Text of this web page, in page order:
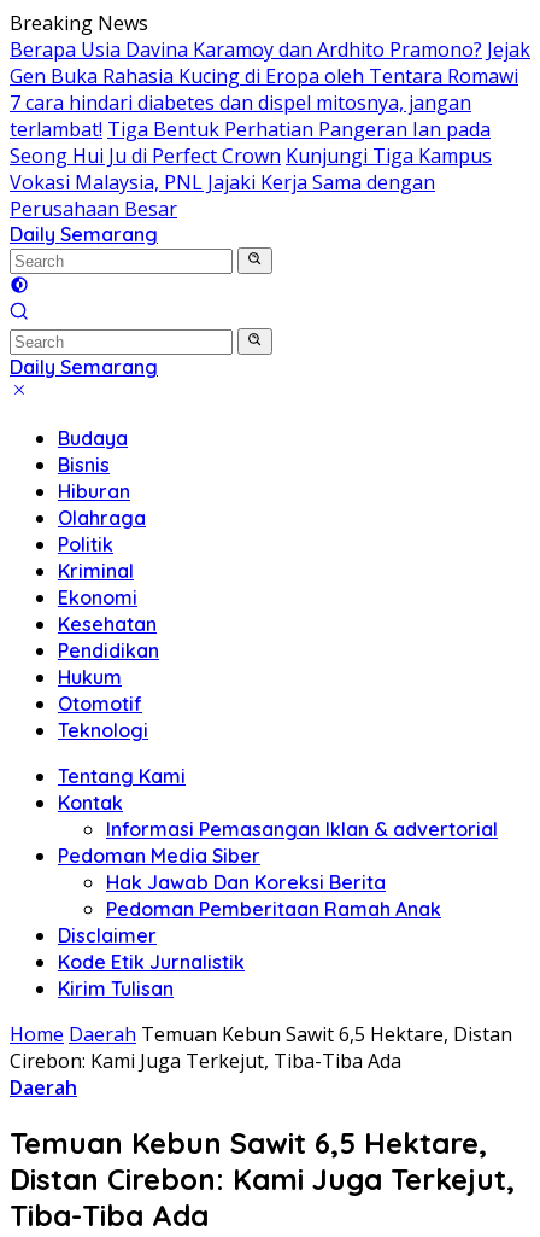
Skip
to
content
Breaking News
Berapa Usia Davina Karamoy dan Ardhito Pramono? Jejak
Gen Buka Rahasia Kucing di Eropa oleh Tentara Romawi
7 cara hindari diabetes dan dispel mitosnya, jangan
terlambat! Tiga Bentuk Perhatian Pangeran Ian pada
Seong Hui Ju di Perfect Crown Kunjungi Tiga Kampus
Vokasi Malaysia, PNL Jajaki Kerja Sama dengan
Perusahaan Besar
Daily Semarang
"Semarang
Hari
Ini:
Informasi
Terkini
untuk
Daily Semarang
"Semarang
Informasi
Terkini
untuk
Anda"
Budaya
Bisnis
Hiburan
Olahraga
Politik
Kriminal
Ekonomi
Kesehatan
Pendidikan
Hukum
Otomotif
Teknologi
Tentang Kami
Kontak
Informasi Pemasangan Iklan & advertorial
Pedoman Media Siber
Hak Jawab Dan Koreksi Berita
Pedoman Pemberitaan Ramah Anak
Disclaimer
Kode Etik Jurnalistik
Kirim Tulisan
Home Daerah Temuan Kebun Sawit 6,5 Hektare, Distan
Cirebon: Kami Juga Terkejut, Tiba-Tiba Ada
Daerah
Temuan Kebun Sawit 6,5 Hektare,
Distan Cirebon: Kami Juga Terkejut,
Tiba-Tiba Ada